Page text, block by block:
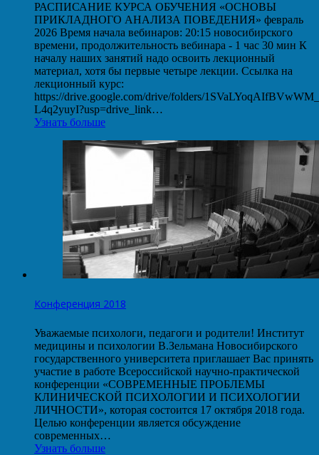
РАСПИСАНИЕ КУРСА ОБУЧЕНИЯ «ОСНОВЫ
ПРИКЛАДНОГО АНАЛИЗА ПОВЕДЕНИЯ» февраль
2026 Время начала вебинаров: 20:15 новосибирского
времени, продолжительность вебинара - 1 час 30 мин К
началу наших занятий надо освоить лекционный
материал, хотя бы первые четыре лекции. Ссылка на
лекционный курс:
https://drive.google.com/drive/folders/
L4q2yuyI?usp=drive_link…
Узнать больше
Конференция 2018
Уважаемые психологи, педагоги и родители! Институт
медицины и психологии В.Зельмана Новосибирского
государственного университета приглашает Вас принять
участие в работе Всероссийской научно-практической
конференции «СОВРЕМЕННЫЕ ПРОБЛЕМЫ
КЛИНИЧЕСКОЙ ПСИХОЛОГИИ И ПСИХОЛОГИИ
ЛИЧНОСТИ», которая состоится 17 октября 2018 года.
Целью конференции является обсуждение
современных…
Узнать больше